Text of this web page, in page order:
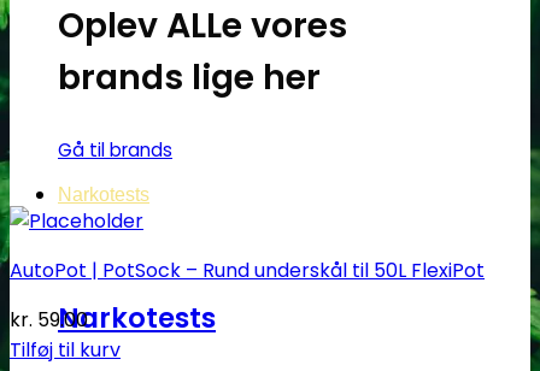
Oplev ALLe vores
brands lige her
Gå til brands
Narkotests
Narkotests
AutoPot | PotSock – Rund underskål til 50L FlexiPot
kr. 59.00
Tilføj til kurv